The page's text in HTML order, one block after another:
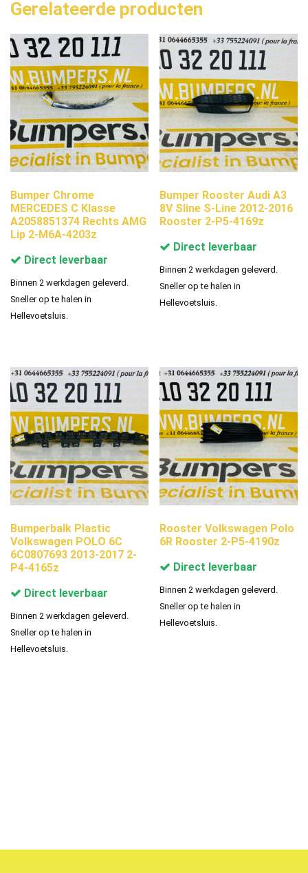
Gerelateerde producten
Bumper Chrome
MERCEDES C Klasse
A2058851374 Rechts AMG
Lip 2-M6A-4203z
Direct leverbaar
Binnen 2 werkdagen geleverd.
Sneller op te halen in
Hellevoetsluis.
Bumper Rooster Audi A3
8V Sline S-Line 2012-2016
Rooster 2-P5-4169z
Direct leverbaar
Binnen 2 werkdagen geleverd.
Sneller op te halen in
Hellevoetsluis.
Bumperbalk Plastic
Volkswagen POLO 6C
6C0807693 2013-2017 2-
P4-4165z
Direct leverbaar
Binnen 2 werkdagen geleverd.
Sneller op te halen in
Hellevoetsluis.
Rooster Volkswagen Polo
6R Rooster 2-P5-4190z
Direct leverbaar
Binnen 2 werkdagen geleverd.
Sneller op te halen in
Hellevoetsluis.